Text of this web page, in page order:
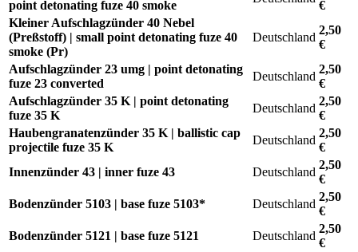
point detonating fuze 40 smoke
€
Kleiner Aufschlagzünder 40 Nebel
(Preßstoff) | small point detonating fuze 40
smoke (Pr)
Deutschland
2,50
€
Aufschlagzünder 23 umg | point detonating
fuze 23 converted
Deutschland
2,50
€
Aufschlagzünder 35 K | point detonating
fuze 35 K
Deutschland
2,50
€
Haubengranatenzünder 35 K | ballistic cap
projectile fuze 35 K
Deutschland
2,50
€
Innenzünder 43 | inner fuze 43
Deutschland
2,50
€
Bodenzünder 5103 | base fuze 5103*
Deutschland
2,50
€
Bodenzünder 5121 | base fuze 5121
Deutschland
2,50
€